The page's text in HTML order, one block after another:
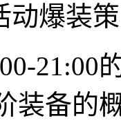
动爆装
21:00
装备的